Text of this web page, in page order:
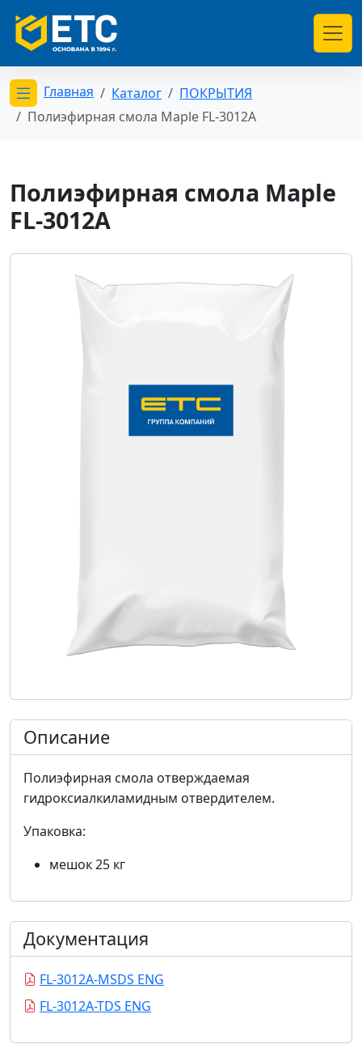
Открыть меню категорий
Главная Каталог
ПОКРЫТИЯ
Полиэфирная смола Maple FL-3012A
Полиэфирная смола Maple
FL-3012A
Описание
Полиэфирная смола отверждаемая
гидроксиалкиламидным отвердителем.
Упаковка:
мешок 25 кг
Документация
FL-3012A-MSDS ENG
FL-3012A-TDS ENG